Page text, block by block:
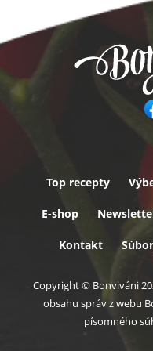
Top recepty
E-shop
Kontakt
Copyright © Bonviváni
obsahu správ z webu
písomného